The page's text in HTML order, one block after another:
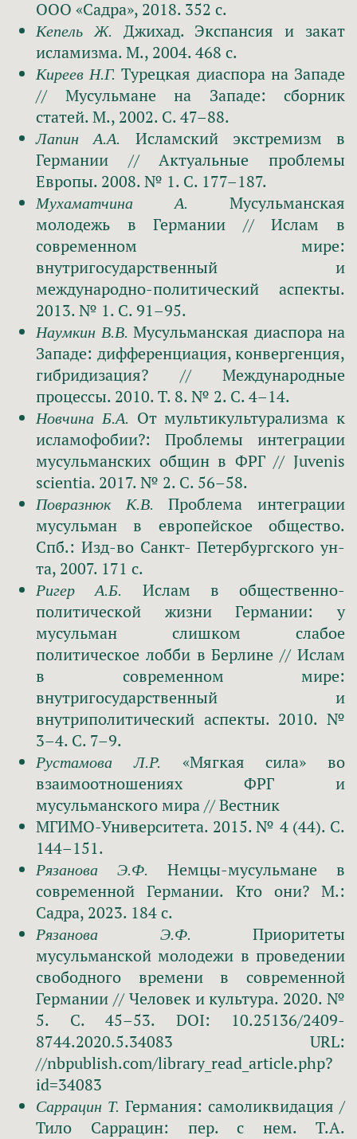
ООО «Садра», 2018. 352 с.
Кепель Ж.
Джихад. Экспансия и закат
исламизма. М., 2004. 468 c.
Киреев Н.Г. Турецкая диаспора на Западе
// Мусульмане на Западе: сборник
статей. М., 2002. С. 47–88.
Лапин А.А.
Исламский экстремизм в
Германии // Актуальные проблемы
Европы. 2008. № 1. С. 177–187.
Мухаматчина А.
Мусульманская
молодежь в Германии // Ислам в
современном мире:
внутригосударственный и
международно-политический аспекты.
2013. № 1. С. 91–95.
Наумкин В.В. Мусульманская диаспора на
Западе: дифференциация, конвергенция,
гибридизация? // Международные
процессы. 2010. Т. 8. № 2. C. 4–14.
Новчина Б.А. От мультикультурализма к
исламофобии?: Проблемы интеграции
мусульманских общин в ФРГ // Juvenis
scientia. 2017. № 2. С. 56–58.
Повразнюк К.В.
Проблема интеграции
мусульман в европейское общество.
Спб.: Изд-во Санкт- Петербургского ун-
та, 2007. 171 с.
Ригер А.Б.
Ислам в общественно-
политической жизни Германии: у
мусульман слишком слабое
политическое лобби в Берлине // Ислам
в современном мире:
внутригосударственный и
внутриполитический аспекты. 2010. №
3–4. С. 7–9.
Рустамова Л.Р.
«Мягкая сила» во
взаимоотношениях ФРГ и
мусульманского мира // Вестник
МГИМО-Университета. 2015. № 4 (44). С.
144–151.
Рязанова Э.Ф.
Немцы-мусульмане в
современной Германии. Кто они? М.:
Садра, 2023. 184 c.
Рязанова Э.Ф.
Приоритеты
мусульманской молодежи в проведении
свободного времени в современной
Германии // Человек и культура. 2020. №
5. С. 45–53. DOI: 10.25136/2409-
8744.2020.5.34083 URL:
//nbpublish.com/library_read_article.php?
id=34083
Саррацин Т. Германия: самоликвидация /
Тило Саррацин: пер. с нем. Т.А.